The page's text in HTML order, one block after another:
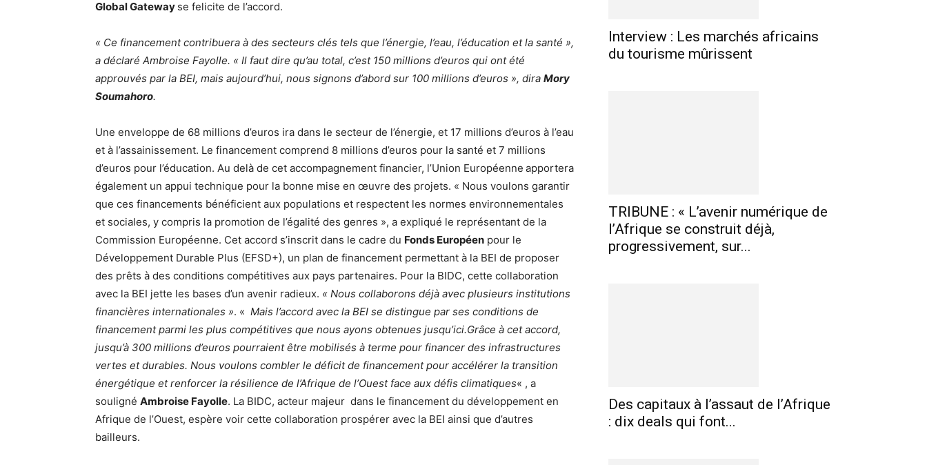
Global Gateway se felicite de l’accord.
« Ce financement contribuera à des secteurs clés tels que l’énergie, l’eau, l’éducation et la santé »,
a déclaré Ambroise Fayolle. « Il faut dire qu’au total, c’est 150 millions d’euros qui ont été
approuvés par la BEI, mais aujourd’hui, nous signons d’abord sur 100 millions d’euros », dira Mory
Soumahoro.
Une enveloppe de 68 millions d’euros ira dans le secteur de l’énergie, et 17 millions d’euros à l’eau
et à l’assainissement. Le financement comprend 8 millions d’euros pour la santé et 7 millions
d’euros pour l’éducation. Au delà de cet accompagnement financier, l’Union Européenne apportera
également un appui technique pour la bonne mise en œuvre des projets. « Nous voulons garantir
que ces financements bénéficient aux populations et respectent les normes environnementales
et sociales, y compris la promotion de l’égalité des genres », a expliqué le représentant de la
Commission Européenne. Cet accord s’inscrit dans le cadre du Fonds Européen pour le
Développement Durable Plus (EFSD+), un plan de financement permettant à la BEI de proposer
des prêts à des conditions compétitives aux pays partenaires. Pour la BIDC, cette collaboration
avec la BEI jette les bases d’un avenir radieux. « Nous collaborons déjà avec plusieurs institutions
financières internationales ». « Mais l’accord avec la BEI se distingue par ses conditions de
financement parmi les plus compétitives que nous ayons obtenues jusqu’ici.Grâce à cet accord,
jusqu’à 300 millions d’euros pourraient être mobilisés à terme pour financer des infrastructures
vertes et durables. Nous voulons combler le déficit de financement pour accélérer la transition
énergétique et renforcer la résilience de l’Afrique de l’Ouest face aux défis climatiques« , a
souligné Ambroise Fayolle. La BIDC, acteur majeur dans le financement du développement en
Afrique de l’Ouest, espère voir cette collaboration prospérer avec la BEI ainsi que d’autres
bailleurs.
Interview : Les marchés africains
du tourisme mûrissent
TRIBUNE : « L’avenir numérique de
l’Afrique se construit déjà,
progressivement, sur...
Des capitaux à l’assaut de l’Afrique
: dix deals qui font...